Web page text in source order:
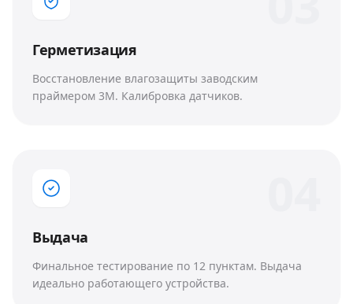
Герметизация
Восстановление влагозащиты заводским
праймером 3M. Калибровка датчиков.
Выдача
Финальное тестирование по 12 пунктам. Выдача
идеально работающего устройства.